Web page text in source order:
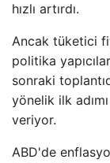
hızlı artırdı.
Ancak tüketici
politika
sonraki
yönelik ilk
veriyor.
ABD'de